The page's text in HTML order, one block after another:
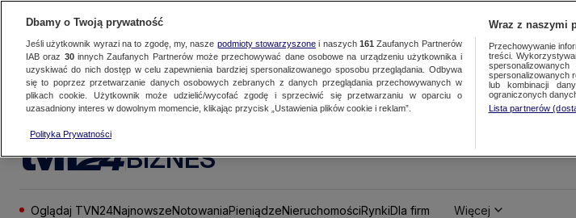
BIZNES
Oglądaj TVN24NajnowszeNotowaniaPieniądzeNieruchomościRynkiDla firm Więcej
Dbamy o Twoją prywatność
Jeśli użytkownik wyrazi na to zgodę, my, nasze podmioty stowarzyszonei naszych 161 Zaufanych Partnerów
IAB oraz 30innych Zaufanych Partnerów może przechowywać dane osobowe na urządzeniu użytkownika i
uzyskiwać do nich dostęp w celu zapewnienia bardziej spersonalizowanego sposobu przeglądania. Odbywa
się to poprzez przetwarzanie danych osobowych zebranych z danych przeglądania przechowywanych w
plikach cookie. Użytkownik może udzielić/wycofać zgodę i sprzeciwić się przetwarzaniu w oparciu o
uzasadniony interes w dowolnym momencie, klikając przycisk „Ustawienia plików cookie i reklam”.
Polityka Prywatności
Wraz z naszymi
Przechowywanie
treści.
spersonalizowanych
lub kombinacji
ograniczonych
Lista partnerów